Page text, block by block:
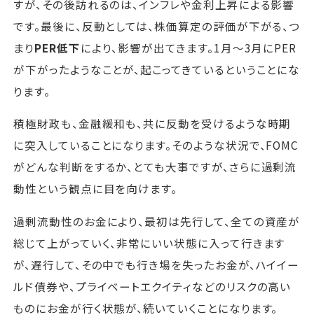
すが、その後訪れるのは、インフレや金利上昇による影響
です。最後に、反動としては、株価算定の評価が下がる、つ
まりPER低下により、影響が出てきます。1月～3月にPER
が下がったようなことが、起こってきているということにな
ります。
積極財政も、金融緩和も、共に反動を受けるような時期
に突入していることになります。そのような状況で、FOMC
がどんな判断をするか、とても大事ですが、さらに過剰流
動性という観点に目を向けます。
過剰流動性のお金により、最初は先行して、全ての資産が
総じて上がっていく、非常にいい状態に入って行きます
が、遅行して、その中でも行き場を失ったお金が、ハイイー
ルド債券や、プライベートエクイティなどのリスクの高い
ものにお金が行く状態が、続いていくことになります。